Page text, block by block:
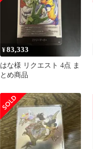
¥83,333
はな様 リクエスト 4点 ま
とめ商品